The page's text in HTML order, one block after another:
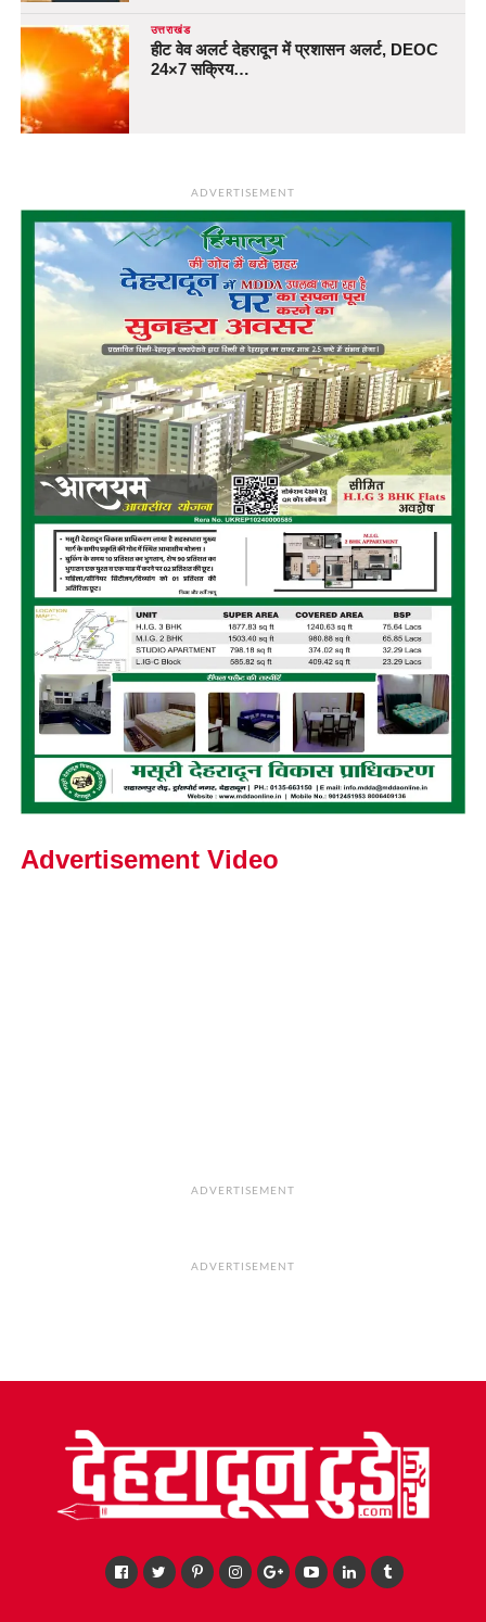
उत्तराखंड
हीट वेव अलर्ट देहरादून में प्रशासन अलर्ट, DEOC
24×7 सक्रिय…
ADVERTISEMENT
Advertisement Video
ADVERTISEMENT
ADVERTISEMENT